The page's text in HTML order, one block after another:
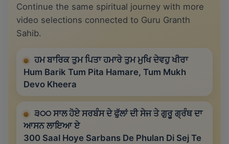
Continue the same spiritual journey with more
video selections connected to Guru Granth
Sahib.
ਹਮ ਬਾਰਿਕ ਤੁਮ ਪਿਤਾ ਹਮਾਰੇ ਤੁਮ ਮੁਖਿ ਦੇਵਹੁ ਖੀਰਾ
Hum Barik Tum Pita Hamare, Tum Mukh
Devo Kheera
੩੦੦ ਸਾਲ ਹੋਏ ਸਰਬੰਸ ਦੇ ਫੁੱਲਾਂ ਦੀ ਸੇਜ ਤੇ ਗੁਰੂ ਗ੍ਰੰਥ ਦਾ
ਆਸਨ ਲਾਇਆ ਏ
300 Saal Hoye Sarbans De Phulan Di Sej Te